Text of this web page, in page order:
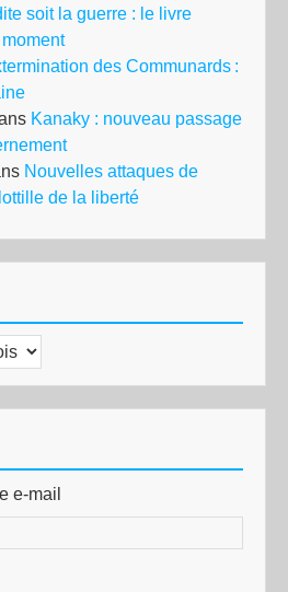
soit la guerre : le livre
des Communards :
Kanaky : nouveau passage
Nouvelles attaques de
de la liberté
e-mail